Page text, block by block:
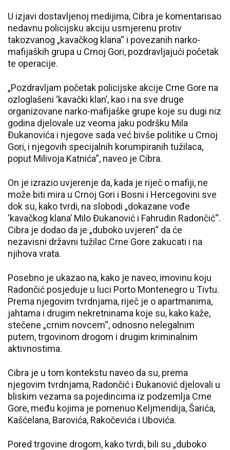
U izjavi dostavljenoj medijima, Cibra je komentarisao
nedavnu policijsku akciju usmjerenu protiv
takozvanog „kavačkog klana“ i povezanih narko-
mafijaških grupa u Crnoj Gori, pozdravljajući početak
te operacije.
„Pozdravljam početak policijske akcije Crne Gore na
ozloglašeni ‘kavački klan’, kao i na sve druge
organizovane narko-mafijaške grupe koje su dugi niz
godina djelovale uz veoma jaku podršku Mila
Đukanovića i njegove sada već bivše politike u Crnoj
Gori, i njegovih specijalnih korumpiranih tužilaca,
poput Milivoja Katnića“, naveo je Cibra.
On je izrazio uvjerenje da, kada je riječ o mafiji, ne
može biti mira u Crnoj Gori i Bosni i Hercegovini sve
dok su, kako tvrdi, na slobodi „dokazane vođe
‘kavačkog klana’ Milo Đukanović i Fahrudin Radončić“.
Cibra je dodao da je „duboko uvjeren“ da će
nezavisni državni tužilac Crne Gore zakucati i na
njihova vrata.
Posebno je ukazao na, kako je naveo, imovinu koju
Radončić posjeduje u luci Porto Montenegro u Tivtu.
Prema njegovim tvrdnjama, riječ je o apartmanima,
jahtama i drugim nekretninama koje su, kako kaže,
stečene „crnim novcem“, odnosno nelegalnim
putem, trgovinom drogom i drugim kriminalnim
aktivnostima.
Cibra je u tom kontekstu naveo da su, prema
njegovim tvrdnjama, Radončić i Đukanović djelovali u
bliskim vezama sa pojedincima iz podzemlja Crne
Gore, među kojima je pomenuo Keljmendija, Šarića,
Kašćelana, Barovića, Rakočevića i Ubovića.
Pored trgovine drogom, kako tvrdi, bili su „duboko